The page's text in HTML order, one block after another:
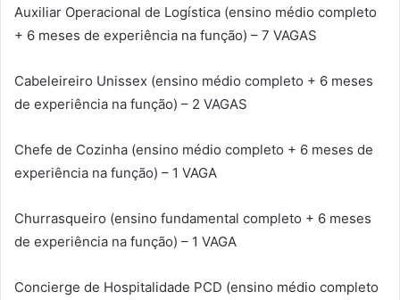
Auxiliar Operacional de Logística (ensino médio completo
+ 6 meses de experiência na função) – 7 VAGAS
Cabeleireiro Unissex (ensino médio completo + 6 meses
de experiência na função) – 2 VAGAS
Chefe de Cozinha (ensino médio completo + 6 meses de
experiência na função) – 1 VAGA
Churrasqueiro (ensino fundamental completo + 6 meses
de experiência na função) – 1 VAGA
Concierge de Hospitalidade PCD (ensino médio completo